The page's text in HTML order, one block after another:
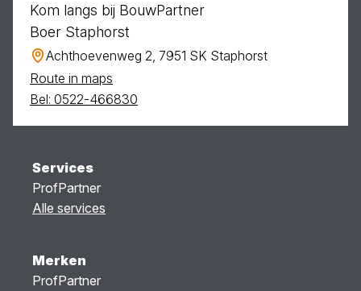
Kom langs bij BouwPartner
Boer Staphorst
Achthoevenweg 2, 7951 SK Staphorst
Route in maps
Bel: 0522-466830
Services
ProfPartner
Alle services
Merken
ProfPartner